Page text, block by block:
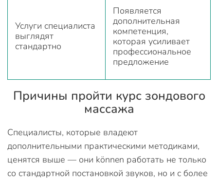
Услуги специалиста
выглядят
стандартно
Появляется
дополнительная
компетенция,
которая усиливает
профессиональное
предложение
Причины пройти курс зондового
массажа
Специалисты, которые владеют
дополнительными практическими методиками,
ценятся выше — они können работать не только
со стандартной постановкой звуков, но и с более